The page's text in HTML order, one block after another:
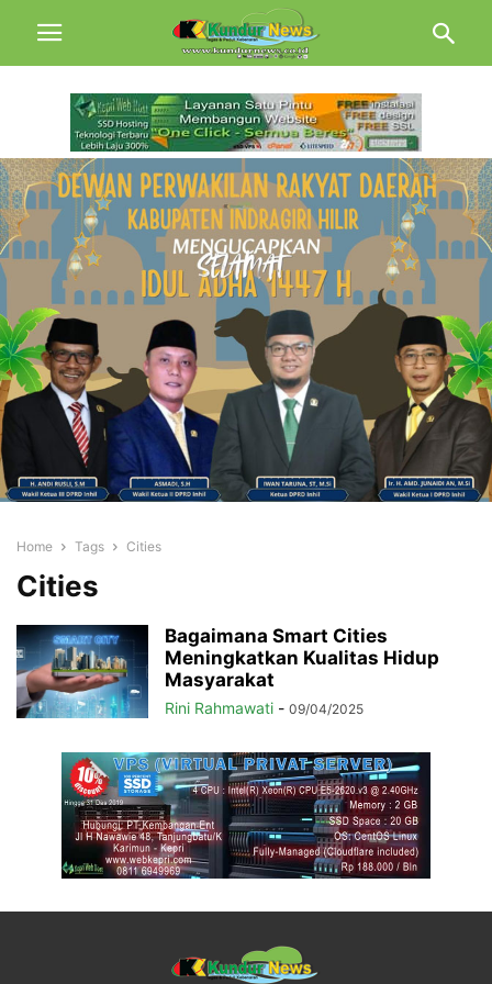
Home Tags Cities
Cities
Bagaimana Smart Cities
Meningkatkan Kualitas Hidup
Masyarakat
Rini Rahmawati - 09/04/2025